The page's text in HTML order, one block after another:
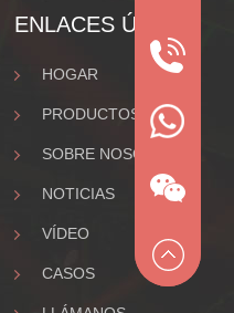
ENLACES ÚTILES
HOGAR
PRODUCTOS
SOBRE NOSOTROS.
NOTICIAS
VÍDEO
CASOS